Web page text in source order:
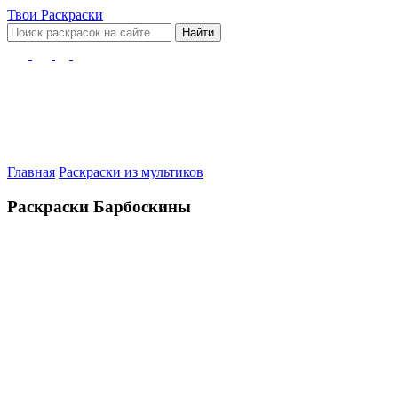
Твои Раскраски
Найти
Главная Раскраски из мультиков
Раскраски Барбоскины